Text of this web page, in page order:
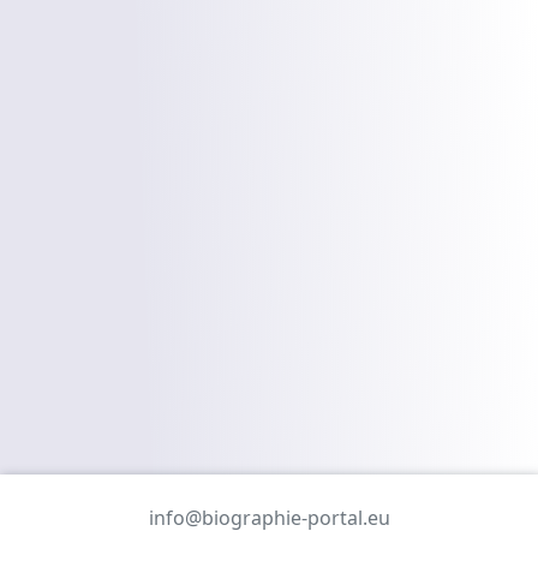
info@biographie-portal.eu